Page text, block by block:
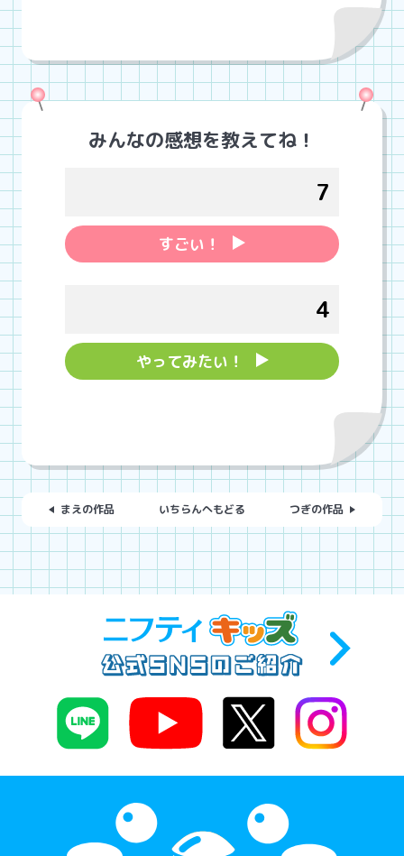
みんなの感想を教えてね！
すごい！
7
やってみたい！
4
まえの作品 いちらんへもどる つぎの作品